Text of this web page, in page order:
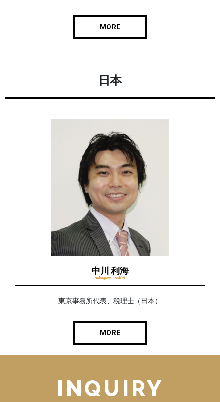
MORE
日本
中川 利海
Nakagawa Toshimi
東京事務所代表、税理士（日本）
MORE
INQUIRY